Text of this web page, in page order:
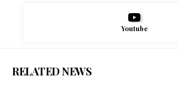
Youtube
RELATED NEWS